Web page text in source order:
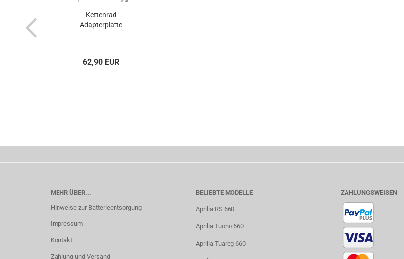
Kettenrad
Adapterplatte
62,90 EUR
MEHR ÜBER...
Hinweise zur Batterieentsorgung
Impressum
Kontakt
Zahlung und Versand
BELIEBTE MODELLE
Aprilia RS 660
Aprilia Tuono 660
Aprilia Tuareg 660
ZAHLUNGSWEISEN